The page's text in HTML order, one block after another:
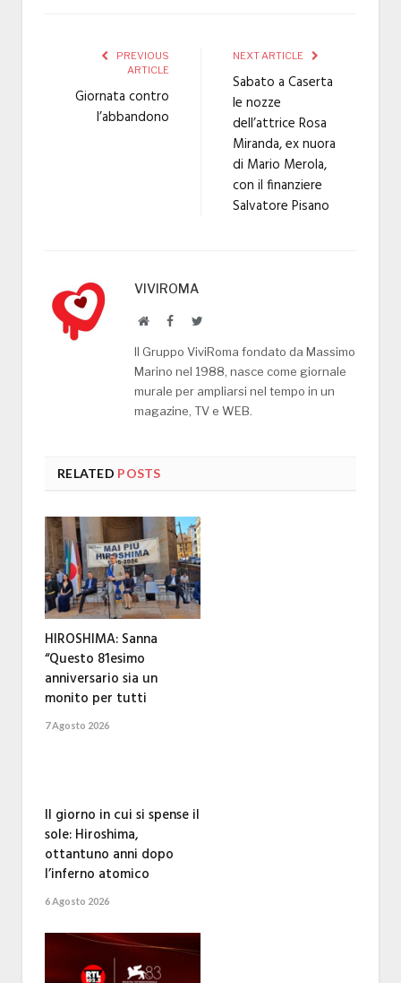
PREVIOUS
ARTICLE
Giornata contro
l’abbandono
NEXT ARTICLE
Sabato a Caserta
le nozze
dell’attrice Rosa
Miranda, ex nuora
di Mario Merola,
con il finanziere
Salvatore Pisano
VIVIROMA
WebsiteFacebookTwitter
Il Gruppo ViviRoma fondato da Massimo
Marino nel 1988, nasce come giornale
murale per ampliarsi nel tempo in un
magazine, TV e WEB.
RELATED POSTS
HIROSHIMA: Sanna
“Questo 81esimo
anniversario sia un
monito per tutti
7 Agosto 2026
Il giorno in cui si spense il
sole: Hiroshima,
ottantuno anni dopo
l’inferno atomico
6 Agosto 2026